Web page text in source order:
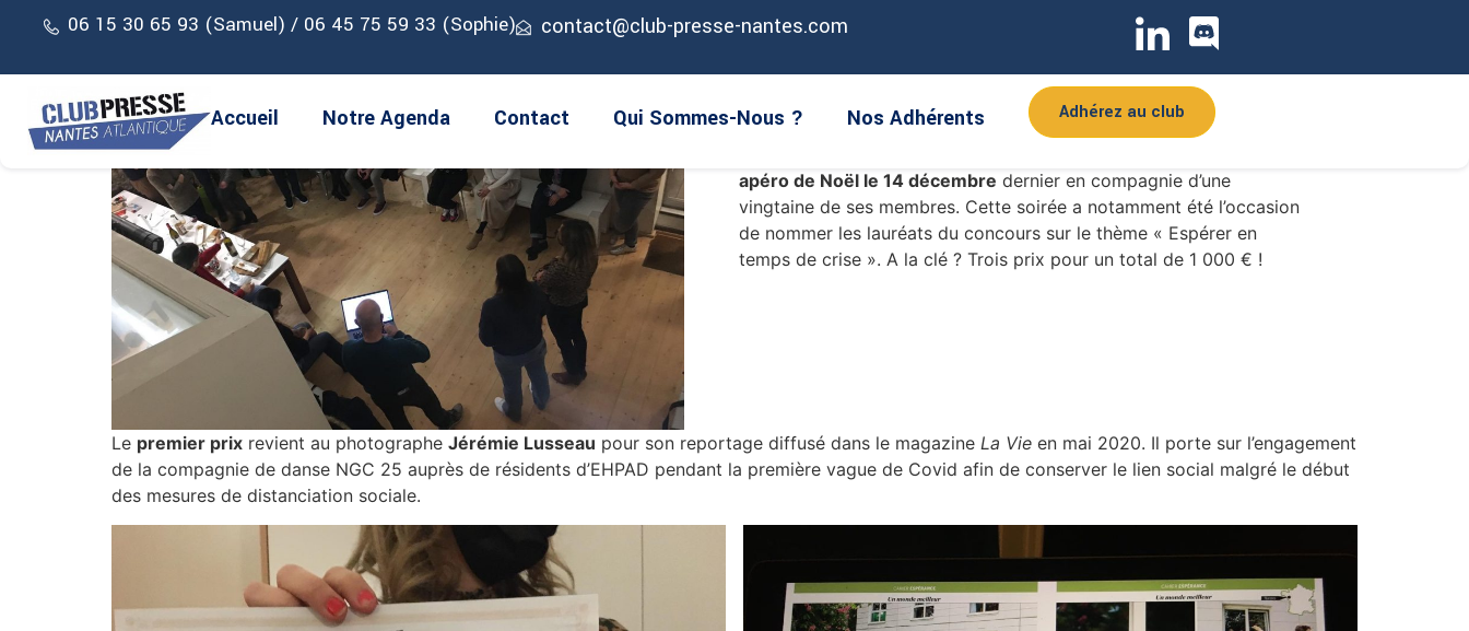
06 15 30 65 93 (Samuel) / 06 45 75 59 33 (Sophie) contact@club-presse-nantes.com
Accueil Notre Agenda Contact Qui Sommes-Nous ? Nos Adhérents Adhérez au club
apéro de Noël le 14 décembre dernier en compagnie d’une
vingtaine de ses membres. Cette soirée a notamment été l’occasion
de nommer les lauréats du concours sur le thème « Espérer en
temps de crise ». A la clé ? Trois prix pour un total de 1 000 € !
Le premier prix revient au photographe Jérémie Lusseau pour son reportage diffusé dans le magazine La Vie en mai 2020. Il porte sur l’engagement
de la compagnie de danse NGC 25 auprès de résidents d’EHPAD pendant la première vague de Covid afin de conserver le lien social malgré le début
des mesures de distanciation sociale.